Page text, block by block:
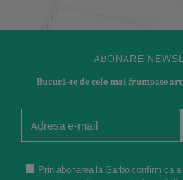
ABONARE
Bucură-te de cele mai frumoase
Prin abonarea la Garbo confirm ca